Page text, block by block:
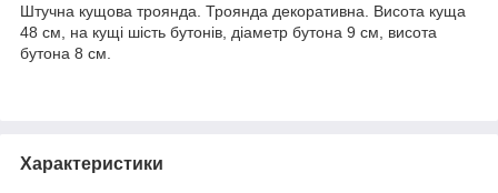
Штучна кущова троянда. Троянда декоративна. Висота куща
48 см, на кущі шість бутонів, діаметр бутона 9 см, висота
бутона 8 см.
Характеристики